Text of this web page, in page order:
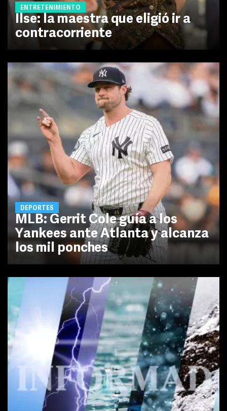
ENTRETENIMIENTO
Ilse: la maestra que eligió ir a
contracorriente
DEPORTES
MLB: Gerrit Cole guía a los
Yankees ante Atlanta y alcanza
los mil ponches